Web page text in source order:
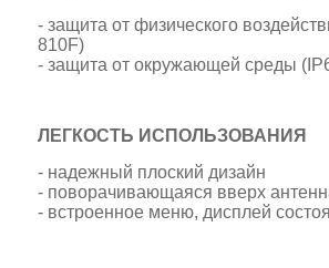
- защита от физического
810F)
- защита от окружающей среды
ЛЕГКОСТЬ ИСПОЛЬЗОВАНИЯ
- надежный плоский дизайн
- поворачивающаяся вверх
- встроенное меню, дисплей